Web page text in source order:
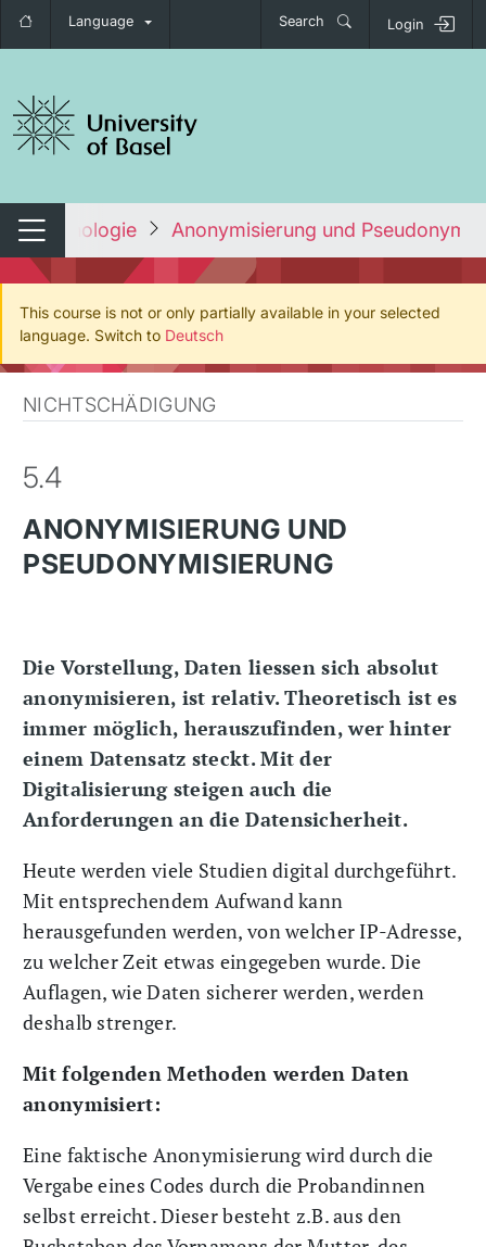
Language Search Login
navigation
Switch navigation
Psychologie Anonymisierung und
This course is not or only partially available in your selected
language. Switch to Deutsch
NICHTSCHÄDIGUNG
5.4
ANONYMISIERUNG UND
PSEUDONYMISIERUNG
Die Vorstellung, Daten liessen sich absolut
anonymisieren, ist relativ. Theoretisch ist es
immer möglich, herauszufinden, wer hinter
einem Datensatz steckt. Mit der
Digitalisierung steigen auch die
Anforderungen an die Datensicherheit.
Heute werden viele Studien digital durchgeführt.
Mit entsprechendem Aufwand kann
herausgefunden werden, von welcher IP-Adresse,
zu welcher Zeit etwas eingegeben wurde. Die
Auflagen, wie Daten sicherer werden, werden
deshalb strenger.
Mit folgenden Methoden werden Daten
anonymisiert:
Eine faktische Anonymisierung wird durch die
Vergabe eines Codes durch die Probandinnen
selbst erreicht. Dieser besteht z.B. aus den